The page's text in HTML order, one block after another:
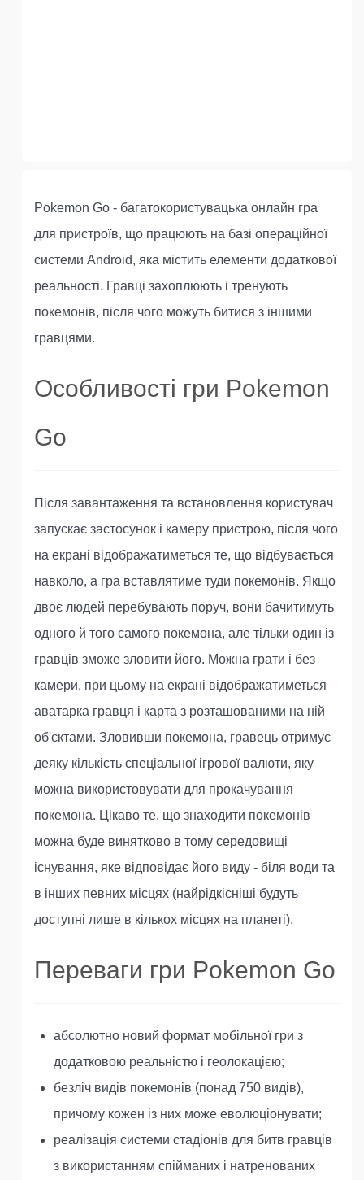
Pokemon Go - багатокористувацька онлайн гра
для пристроїв, що працюють на базі операційної
системи Android, яка містить елементи додаткової
реальності. Гравці захоплюють і тренують
покемонів, після чого можуть битися з іншими
гравцями.
Особливості гри Pokemon
Go
Після завантаження та встановлення користувач
запускає застосунок і камеру пристрою, після чого
на екрані відображатиметься те, що відбувається
навколо, а гра вставлятиме туди покемонів. Якщо
двоє людей перебувають поруч, вони бачитимуть
одного й того самого покемона, але тільки один із
гравців зможе зловити його. Можна грати і без
камери, при цьому на екрані відображатиметься
аватарка гравця і карта з розташованими на ній
об'єктами. Зловивши покемона, гравець отримує
деяку кількість спеціальної ігрової валюти, яку
можна використовувати для прокачування
покемона. Цікаво те, що знаходити покемонів
можна буде винятково в тому середовищі
існування, яке відповідає його виду - біля води та
в інших певних місцях (найрідкісніші будуть
доступні лише в кількох місцях на планеті).
Переваги гри Pokemon Go
абсолютно новий формат мобільної гри з
додатковою реальністю і геолокацією;
безліч видів покемонів (понад 750 видів),
причому кожен із них може еволюціонувати;
реалізація системи стадіонів для битв гравців
з використанням спійманих і натренованих